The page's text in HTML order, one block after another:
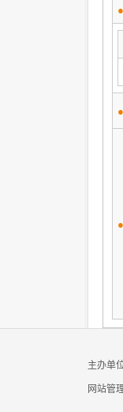
●
●
●
主办单
网站管